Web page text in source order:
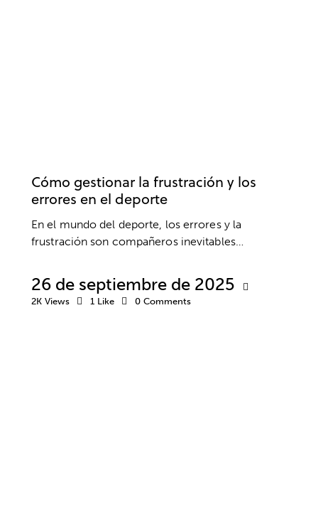
Cómo gestionar la frustración y los
errores en el deporte
En el mundo del deporte, los errores y la
frustración son compañeros inevitables…
26 de septiembre de 2025
2K Views 1 Like 0 Comments